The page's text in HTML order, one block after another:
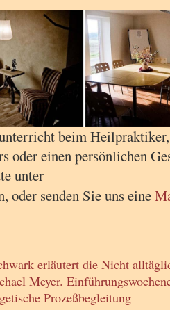
beim
oder einen persönlichen
unter
oder senden Sie uns eine
erläutert die Nicht
Meyer.
Prozeßbegleitung